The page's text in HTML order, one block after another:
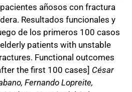
añosos con fractura
Resultados funcionales y
de los primeros 100 casos
patients with unstable
Functional outcomes
the first 100 cases] César
Fernando Lopreite,